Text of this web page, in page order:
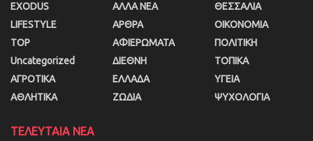
EXODUS
LIFESTYLE
TOP
Uncategorized
ΑΓΡΟΤΙΚΑ
ΑΘΛΗΤΙΚΑ
ΑΛΛΑ ΝΕΑ
ΑΡΘΡΑ
ΑΦΙΕΡΩΜΑΤΑ
ΔΙΕΘΝΗ
ΕΛΛΑΔΑ
ΖΩΔΙΑ
ΘΕΣΣΑΛΙΑ
ΟΙΚΟΝΟΜΙΑ
ΠΟΛΙΤΙΚΗ
ΤΟΠΙΚΑ
ΥΓΕΙΑ
ΨΥΧΟΛΟΓΙΑ
ΤΕΛΕΥΤΑΙΑ ΝΕΑ